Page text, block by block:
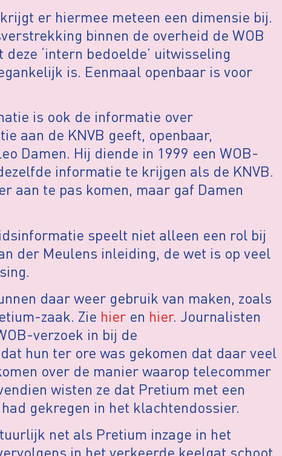
er hiermee meteen een dimensie bij.
binnen de overheid de WOB
‘intern bedoelde’ uitwisseling
is. Eenmaal openbaar is voor
is ook de informatie over
aan de KNVB geeft, openbaar,
Damen. Hij diende in 1999 een WOB-
informatie te krijgen als de KNVB.
aan te pas komen, maar gaf Damen
speelt niet alleen een rol bij
der Meulens inleiding, de wet is op veel
daar weer gebruik van maken, zoals
zaak. Zie hier en hier. Journalisten
verzoek in bij de
hun ter ore was gekomen dat daar veel
over de manier waarop telecommer
wisten ze dat Pretium met een
gekregen in het klachtendossier.
net als Pretium inzage in het